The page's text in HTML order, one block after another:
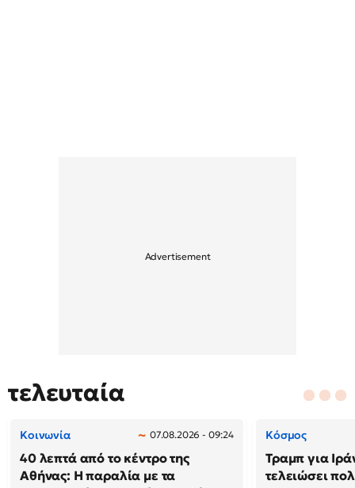
τελευταία
Κοινωνία 07.08.2026 - 09:24
40 λεπτά από το κέντρο της
Αθήνας: Η παραλία με τα
Κόσμος
Τραμπ για
τελειώσει